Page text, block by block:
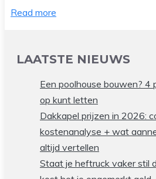
Read more
LAATSTE NIEUWS
Een poolhouse bouwen? 4
op kunt letten
Dakkapel prijzen in 2026:
kostenanalyse + wat
altijd vertellen
Staat je heftruck vaker stil